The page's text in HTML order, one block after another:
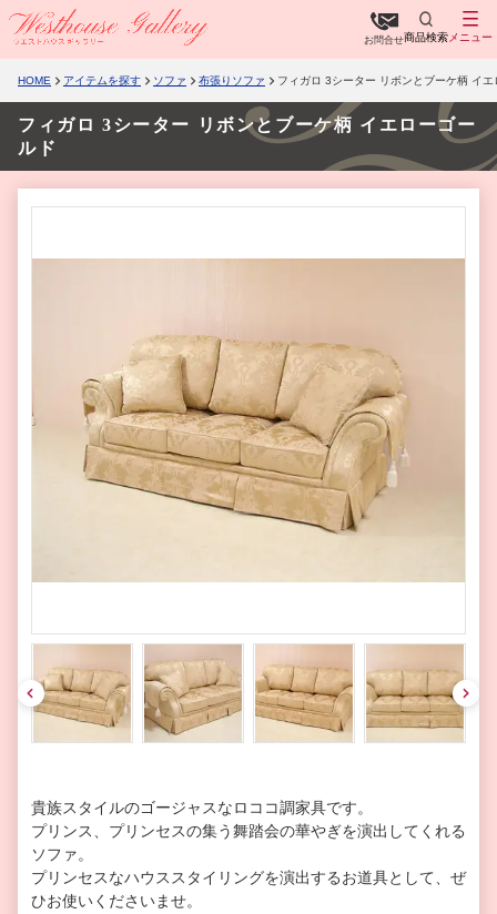
お問合せ商品検索 メニュー
HOME アイテムを探す ソファ 布張りソファ フィガロ 3シーター リボンとブーケ柄 イエ
フィガロ 3シーター リボンとブーケ柄 イエローゴー
ルド
pre
v
nex
t
貴族スタイルのゴージャスなロココ調家具です。
プリンス、プリンセスの集う舞踏会の華やぎを演出してくれる
ソファ。
プリンセスなハウススタイリングを演出するお道具として、ぜ
ひお使いくださいませ。